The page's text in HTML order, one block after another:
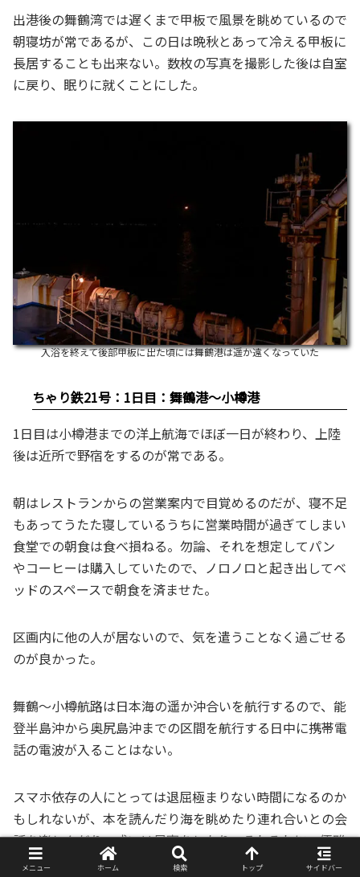
出港後の舞鶴湾では遅くまで甲板で風景を眺めているので
朝寝坊が常であるが、この日は晩秋とあって冷える甲板に
長居することも出来ない。数枚の写真を撮影した後は自室
に戻り、眠りに就くことにした。
入浴を終えて後部甲板に出た頃には舞鶴港は遥か遠くなっていた
ちゃり鉄21号：1日目：舞鶴港～小樽港
1日目は小樽港までの洋上航海でほぼ一日が終わり、上陸
後は近所で野宿をするのが常である。
朝はレストランからの営業案内で目覚めるのだが、寝不足
もあってうたた寝しているうちに営業時間が過ぎてしまい
食堂での朝食は食べ損ねる。勿論、それを想定してパン
やコーヒーは購入していたので、ノロノロと起き出してベ
ッドのスペースで朝食を済ませた。
区画内に他の人が居ないので、気を遣うことなく過ごせる
のが良かった。
舞鶴～小樽航路は日本海の遥か沖合いを航行するので、能
登半島沖から奥尻島沖までの区間を航行する日中に携帯電
話の電波が入ることはない。
スマホ依存の人にとっては退屈極まりない時間になるのか
もしれないが、本を読んだり海を眺めたり連れ合いとの会
話を楽しんだり、或いは昼寝をしたり、それぞれに、優雅
な時間の過ごし方をしているようだ。
メニュー ホーム 検索 トップ サイドバー